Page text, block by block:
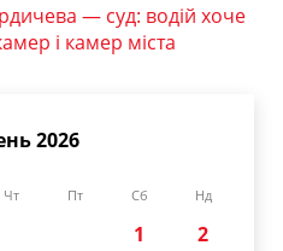
— суд: водій хоче
і камер міста
2026
Чт Пт Сб Нд
1
2